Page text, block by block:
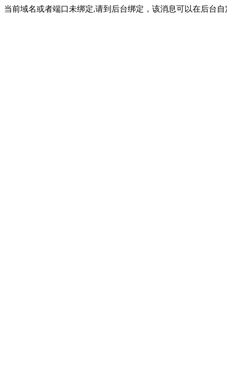
当前域名或者端口未绑定,请到后台绑定，该消息可以在后台自